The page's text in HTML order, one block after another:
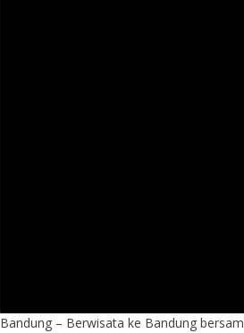
Bandung – Berwisata ke Bandung